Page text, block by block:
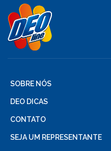
SOBRE NÓS
DEO DICAS
CONTATO
SEJA UM REPRESENTANTE